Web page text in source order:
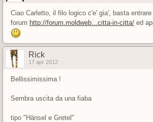
Ciao Carletto, il filo logico c'e' gia', basta
forum http://forum.moldweb...citta-in-citta/ ed
Rick
17 apr 2012
Bellissimissima !
Sembra uscita da una fiaba
tipo "Hänsel e Gretel"